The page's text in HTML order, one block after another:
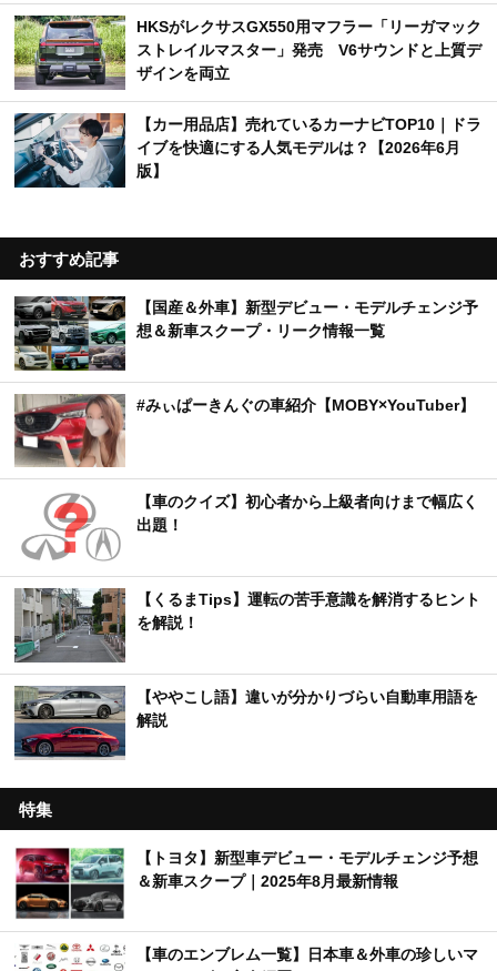
HKSがレクサスGX550用マフラー「リーガマック
ストレイルマスター」発売 V6サウンドと上質デ
ザインを両立
【カー用品店】売れているカーナビTOP10｜ドラ
イブを快適にする人気モデルは？【2026年6月
版】
おすすめ記事
【国産＆外車】新型デビュー・モデルチェンジ予
想＆新車スクープ・リーク情報一覧
#みぃぱーきんぐの車紹介【MOBY×YouTuber】
【車のクイズ】初心者から上級者向けまで幅広く
出題！
【くるまTips】運転の苦手意識を解消するヒント
を解説！
【ややこし語】違いが分かりづらい自動車用語を
解説
特集
【トヨタ】新型車デビュー・モデルチェンジ予想
＆新車スクープ｜2025年8月最新情報
【車のエンブレム一覧】日本車＆外車の珍しいマ